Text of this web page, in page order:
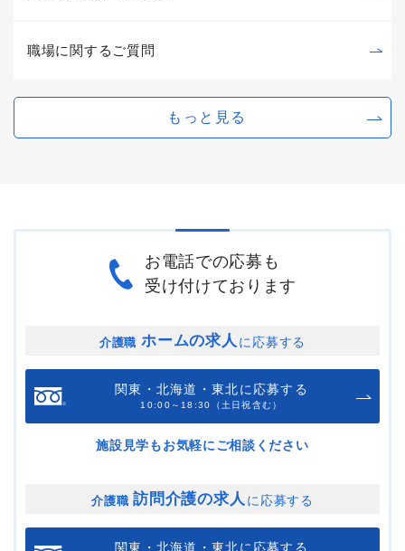
職場に関するご質問
もっと見る
お電話での応募も
受け付けております
介護職 ホームの求人 に応募する
関東・北海道・東北に応募する
10:00～18:30（土日祝含む）
施設見学もお気軽にご相談ください
介護職 訪問介護の求人 に応募する
関東・北海道・東北に応募する